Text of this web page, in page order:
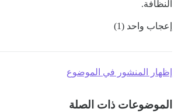
النظافة.
إعجاب واحد (1)
إظهار المنشور في الموضوع
الموضوعات ذات الصلة